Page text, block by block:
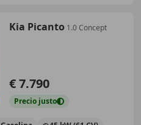
Kia Picanto 1.0 Concept
€ 7.790
Precio justo